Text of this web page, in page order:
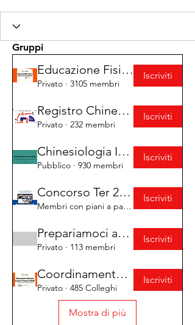
Gruppi
Educazione Fisica - Supporto ed Aggiornamento
Privato · 3105 membri
Iscriviti
Registro Chinesiologi - Esperti Pre/Post Trapianto
Privato · 232 membri
Iscriviti
Chinesiologia Italia
Pubblico · 930 membri
Iscriviti
Concorso Ter 2024 Classe A048/A049
Membri con piani a pagamento
Iscriviti
Prepariamoci ad insegnare - prima edizione
Privato · 113 membri
Iscriviti
Coordinamento Nazionale EM Scuola Primaria (EEEM)
Privato · 485 Colleghi
Iscriviti
Mostra di più